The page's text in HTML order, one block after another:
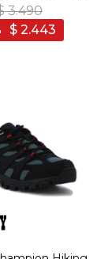
3.490
$ 2.443